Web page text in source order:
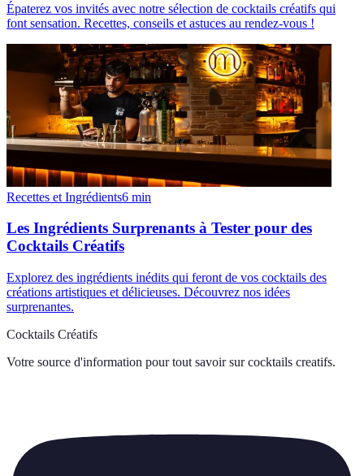
Épaterez vos invités avec notre sélection de cocktails créatifs qui
font sensation. Recettes, conseils et astuces au rendez-vous !
Recettes et Ingrédients6 min
Les Ingrédients Surprenants à Tester pour des
Cocktails Créatifs
Explorez des ingrédients inédits qui feront de vos cocktails des
créations artistiques et délicieuses. Découvrez nos idées
surprenantes.
Cocktails Créatifs
Votre source d'information pour tout savoir sur cocktails creatifs.